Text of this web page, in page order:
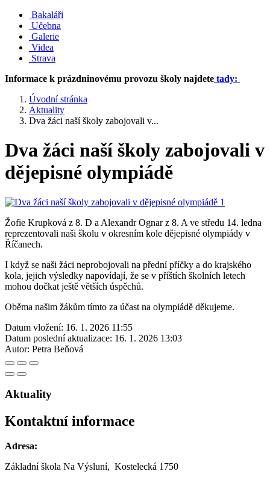
Bakaláři
Učebna
Galerie
Videa
Strava
Informace k prázdninovému provozu školy najdete tady:
Úvodní stránka
Aktuality
Dva žáci naší školy zabojovali v...
Dva žáci naší školy zabojovali v
dějepisné olympiádě
Žofie Krupková z 8. D a Alexandr Ognar z 8. A ve středu 14. ledna
reprezentovali naši školu v okresním kole dějepisné olympiády v
Říčanech.
I když se naši žáci neprobojovali na přední příčky a do krajského
kola, jejich výsledky napovídají, že se v příštích školních letech
mohou dočkat ještě větších úspěchů.
Oběma našim žákům tímto za účast na olympiádě děkujeme.
Datum vložení: 16. 1. 2026 11:55
Datum poslední aktualizace: 16. 1. 2026 13:03
Autor: Petra Beňová
Aktuality
Kontaktní informace
Adresa:
Základní škola Na Výsluní, Kostelecká 1750